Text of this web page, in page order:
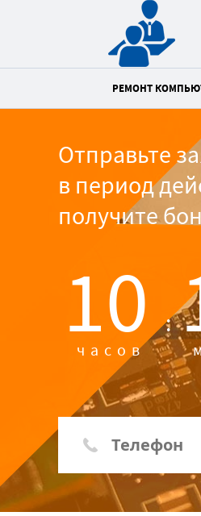
РЕМОНТ
Отправьте
в период
получите
10 :
часов